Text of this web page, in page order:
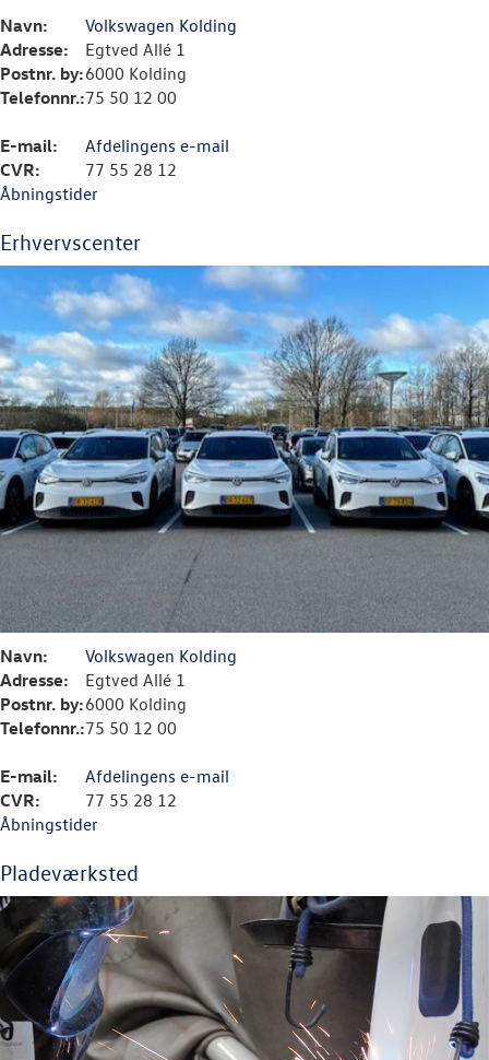
Navn:
Volkswagen Kolding
Adresse:
Egtved Allé 1
Postnr. by:6000 Kolding
Telefonnr.:75 50 12 00
E-mail:
Afdelingens e-mail
CVR:
77 55 28 12
Åbningstider
Erhvervscenter
Navn:
Volkswagen Kolding
Adresse:
Egtved Allé 1
Postnr. by:6000 Kolding
Telefonnr.:75 50 12 00
E-mail:
Afdelingens e-mail
CVR:
77 55 28 12
Åbningstider
Pladeværksted